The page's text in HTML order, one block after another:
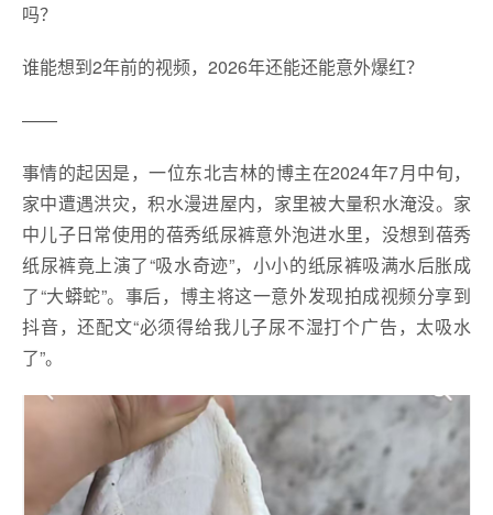
吗？
谁能想到2年前的视频，2026年还能还能意外爆红？
——
事情的起因是，一位东北吉林的博主在2024年7月中旬，
家中遭遇洪灾，积水漫进屋内，家里被大量积水淹没。家
中儿子日常使用的蓓秀纸尿裤意外泡进水里，没想到蓓秀
纸尿裤竟上演了“吸水奇迹”，小小的纸尿裤吸满水后胀成
了“大蟒蛇”。事后，博主将这一意外发现拍成视频分享到
抖音，还配文“必须得给我儿子尿不湿打个广告，太吸水
了”。